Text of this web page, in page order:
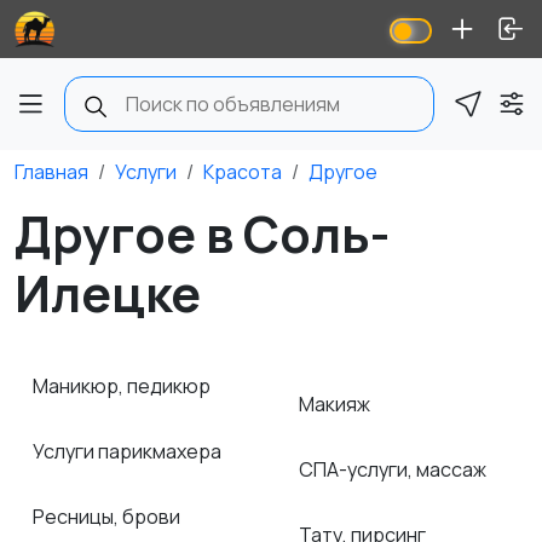
Главная Услуги Красота Другое
Другое в Соль-
Илецке
Маникюр, педикюр
Услуги парикмахера
Ресницы, брови
Макияж
СПА-услуги, массаж
Тату, пирсинг